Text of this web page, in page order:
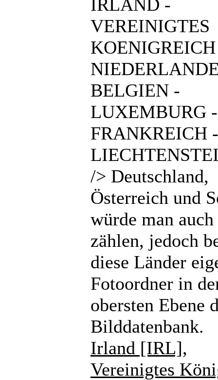
IRLAND -
VEREINIGTES
BELGIEN -
LUXEMBURG -
FRANKREICH -
/> Deutschland,
Österreich und
würde man auch
zählen, jedoch
diese Länder
Fotoordner in
obersten Ebene
Bilddatenbank.
Irland [IRL],
Vereinigtes